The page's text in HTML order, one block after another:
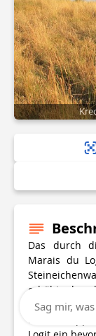
Das durch
Marais du
erhöht den
milden als
Sag mir,